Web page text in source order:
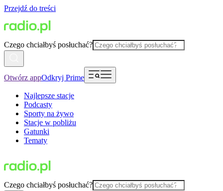
Przejdź do treści
Czego chciałbyś posłuchać?
Otwórz appOdkryj Prime
Najlepsze stacje
Podcasty
Sporty na żywo
Stacje w pobliżu
Gatunki
Tematy
Czego chciałbyś posłuchać?